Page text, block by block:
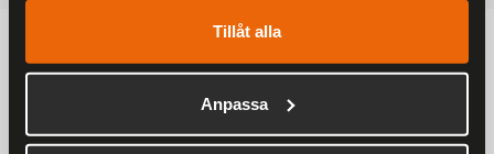
Tillåt alla
Anpassa